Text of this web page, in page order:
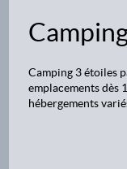
Camping 3 étoiles
emplacements dès
hébergements